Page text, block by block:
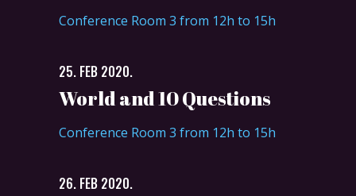
Conference Room 3 from 12h to 15h
25. FEB 2020.
World and 10 Questions
Conference Room 3 from 12h to 15h
26. FEB 2020.